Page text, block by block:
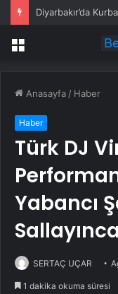
Diyarbakır’da
Menü
Anasayfa / Haber
Haber
Türk DJ
Yabancı
Sallayınca
SERTAÇ UÇAR
1 dakika okuma süresi